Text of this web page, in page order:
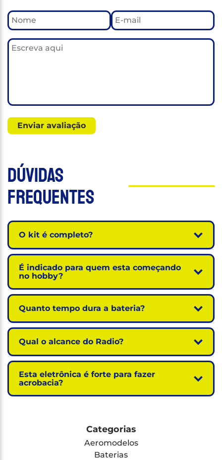
Dúvidas
Frequentes
O kit é completo?
É indicado para quem esta começando
no hobby?
Quanto tempo dura a bateria?
Qual o alcance do Radio?
Esta eletrônica é forte para fazer
acrobacia?
Categorias
Aeromodelos
Baterias